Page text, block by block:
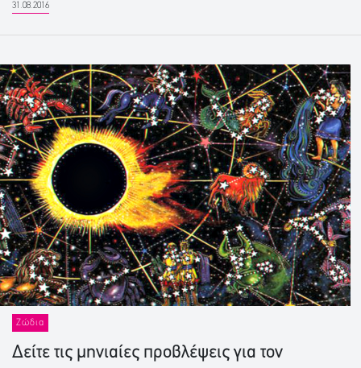
31.08.2016
Ζώδια
Δείτε τις μηνιαίες προβλέψεις για τον